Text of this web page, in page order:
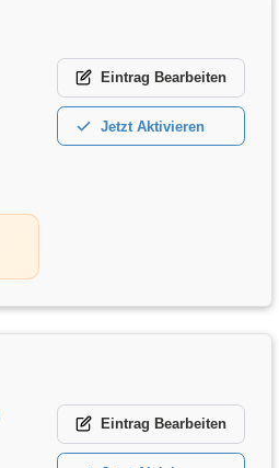
Eintrag Bearbeiten
Jetzt Aktivieren
Eintrag Bearbeiten